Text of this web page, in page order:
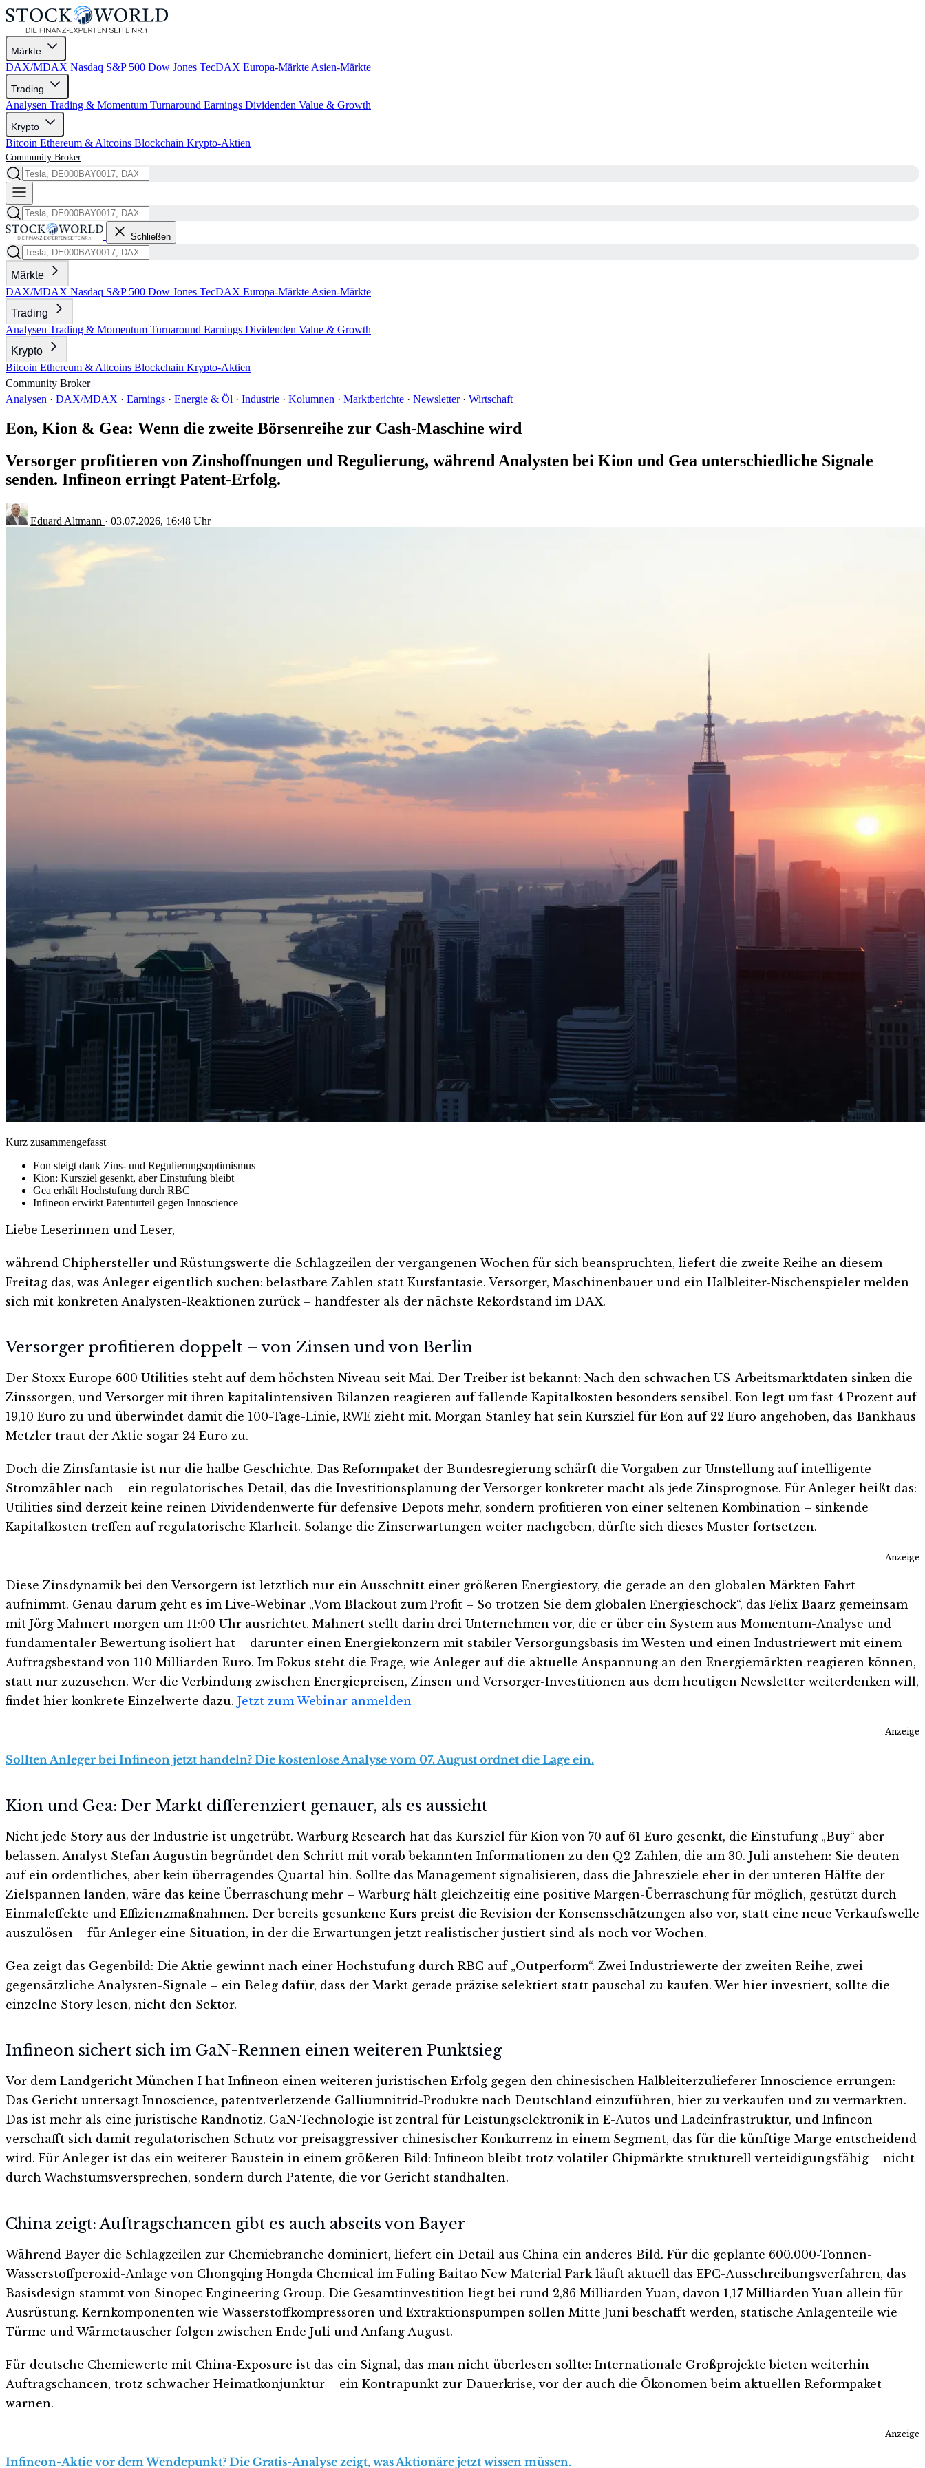
Märkte
DAX/MDAX Nasdaq S&P 500 Dow Jones TecDAX Europa-Märkte Asien-Märkte
Trading
Analysen Trading & Momentum Turnaround Earnings Dividenden Value & Growth
Krypto
Bitcoin Ethereum & Altcoins Blockchain Krypto-Aktien
Community Broker
Schließen
Märkte
DAX/MDAX Nasdaq S&P 500 Dow Jones TecDAX Europa-Märkte Asien-Märkte
Trading
Analysen Trading & Momentum Turnaround Earnings Dividenden Value & Growth
Krypto
Bitcoin Ethereum & Altcoins Blockchain Krypto-Aktien
Community Broker
Analysen · DAX/MDAX · Earnings · Energie & Öl · Industrie · Kolumnen · Marktberichte · Newsletter · Wirtschaft
Eon, Kion & Gea: Wenn die zweite Börsenreihe zur Cash-Maschine wird
Versorger profitieren von Zinshoffnungen und Regulierung, während Analysten bei Kion und Gea unterschiedliche Signale
senden. Infineon erringt Patent-Erfolg.
Eduard Altmann · 03.07.2026, 16:48 Uhr
Kurz zusammengefasst
Eon steigt dank Zins- und Regulierungsoptimismus
Kion: Kursziel gesenkt, aber Einstufung bleibt
Gea erhält Hochstufung durch RBC
Infineon erwirkt Patenturteil gegen Innoscience
Liebe Leserinnen und Leser,
während Chiphersteller und Rüstungswerte die Schlagzeilen der vergangenen Wochen für sich beanspruchten, liefert die zweite Reihe an diesem
Freitag das, was Anleger eigentlich suchen: belastbare Zahlen statt Kursfantasie. Versorger, Maschinenbauer und ein Halbleiter-Nischenspieler melden
sich mit konkreten Analysten-Reaktionen zurück – handfester als der nächste Rekordstand im DAX.
Versorger profitieren doppelt – von Zinsen und von Berlin
Der Stoxx Europe 600 Utilities steht auf dem höchsten Niveau seit Mai. Der Treiber ist bekannt: Nach den schwachen US-Arbeitsmarktdaten sinken die
Zinssorgen, und Versorger mit ihren kapitalintensiven Bilanzen reagieren auf fallende Kapitalkosten besonders sensibel. Eon legt um fast 4 Prozent auf
19,10 Euro zu und überwindet damit die 100-Tage-Linie, RWE zieht mit. Morgan Stanley hat sein Kursziel für Eon auf 22 Euro angehoben, das Bankhaus
Metzler traut der Aktie sogar 24 Euro zu.
Doch die Zinsfantasie ist nur die halbe Geschichte. Das Reformpaket der Bundesregierung schärft die Vorgaben zur Umstellung auf intelligente
Stromzähler nach – ein regulatorisches Detail, das die Investitionsplanung der Versorger konkreter macht als jede Zinsprognose. Für Anleger heißt das:
Utilities sind derzeit keine reinen Dividendenwerte für defensive Depots mehr, sondern profitieren von einer seltenen Kombination – sinkende
Kapitalkosten treffen auf regulatorische Klarheit. Solange die Zinserwartungen weiter nachgeben, dürfte sich dieses Muster fortsetzen.
Anzeige
Diese Zinsdynamik bei den Versorgern ist letztlich nur ein Ausschnitt einer größeren Energiestory, die gerade an den globalen Märkten Fahrt
aufnimmt. Genau darum geht es im Live-Webinar „Vom Blackout zum Profit – So trotzen Sie dem globalen Energieschock“, das Felix Baarz gemeinsam
mit Jörg Mahnert morgen um 11:00 Uhr ausrichtet. Mahnert stellt darin drei Unternehmen vor, die er über ein System aus Momentum-Analyse und
fundamentaler Bewertung isoliert hat – darunter einen Energiekonzern mit stabiler Versorgungsbasis im Westen und einen Industriewert mit einem
Auftragsbestand von 110 Milliarden Euro. Im Fokus steht die Frage, wie Anleger auf die aktuelle Anspannung an den Energiemärkten reagieren können,
statt nur zuzusehen. Wer die Verbindung zwischen Energiepreisen, Zinsen und Versorger-Investitionen aus dem heutigen Newsletter weiterdenken will,
findet hier konkrete Einzelwerte dazu. Jetzt zum Webinar anmelden
Anzeige
Sollten Anleger bei Infineon jetzt handeln? Die kostenlose Analyse vom 07. August ordnet die Lage ein.
Kion und Gea: Der Markt differenziert genauer, als es aussieht
Nicht jede Story aus der Industrie ist ungetrübt. Warburg Research hat das Kursziel für Kion von 70 auf 61 Euro gesenkt, die Einstufung „Buy“ aber
belassen. Analyst Stefan Augustin begründet den Schritt mit vorab bekannten Informationen zu den Q2-Zahlen, die am 30. Juli anstehen: Sie deuten
auf ein ordentliches, aber kein überragendes Quartal hin. Sollte das Management signalisieren, dass die Jahresziele eher in der unteren Hälfte der
Zielspannen landen, wäre das keine Überraschung mehr – Warburg hält gleichzeitig eine positive Margen-Überraschung für möglich, gestützt durch
Einmaleffekte und Effizienzmaßnahmen. Der bereits gesunkene Kurs preist die Revision der Konsensschätzungen also vor, statt eine neue Verkaufswelle
auszulösen – für Anleger eine Situation, in der die Erwartungen jetzt realistischer justiert sind als noch vor Wochen.
Gea zeigt das Gegenbild: Die Aktie gewinnt nach einer Hochstufung durch RBC auf „Outperform“. Zwei Industriewerte der zweiten Reihe, zwei
gegensätzliche Analysten-Signale – ein Beleg dafür, dass der Markt gerade präzise selektiert statt pauschal zu kaufen. Wer hier investiert, sollte die
einzelne Story lesen, nicht den Sektor.
Infineon sichert sich im GaN-Rennen einen weiteren Punktsieg
Vor dem Landgericht München I hat Infineon einen weiteren juristischen Erfolg gegen den chinesischen Halbleiterzulieferer Innoscience errungen:
Das Gericht untersagt Innoscience, patentverletzende Galliumnitrid-Produkte nach Deutschland einzuführen, hier zu verkaufen und zu vermarkten.
Das ist mehr als eine juristische Randnotiz. GaN-Technologie ist zentral für Leistungselektronik in E-Autos und Ladeinfrastruktur, und Infineon
verschafft sich damit regulatorischen Schutz vor preisaggressiver chinesischer Konkurrenz in einem Segment, das für die künftige Marge entscheidend
wird. Für Anleger ist das ein weiterer Baustein in einem größeren Bild: Infineon bleibt trotz volatiler Chipmärkte strukturell verteidigungsfähig – nicht
durch Wachstumsversprechen, sondern durch Patente, die vor Gericht standhalten.
China zeigt: Auftragschancen gibt es auch abseits von Bayer
Während Bayer die Schlagzeilen zur Chemiebranche dominiert, liefert ein Detail aus China ein anderes Bild. Für die geplante 600.000-Tonnen-
Wasserstoffperoxid-Anlage von Chongqing Hongda Chemical im Fuling Baitao New Material Park läuft aktuell das EPC-Ausschreibungsverfahren, das
Basisdesign stammt von Sinopec Engineering Group. Die Gesamtinvestition liegt bei rund 2,86 Milliarden Yuan, davon 1,17 Milliarden Yuan allein für
Ausrüstung. Kernkomponenten wie Wasserstoffkompressoren und Extraktionspumpen sollen Mitte Juni beschafft werden, statische Anlagenteile wie
Türme und Wärmetauscher folgen zwischen Ende Juli und Anfang August.
Für deutsche Chemiewerte mit China-Exposure ist das ein Signal, das man nicht überlesen sollte: Internationale Großprojekte bieten weiterhin
Auftragschancen, trotz schwacher Heimatkonjunktur – ein Kontrapunkt zur Dauerkrise, vor der auch die Ökonomen beim aktuellen Reformpaket
warnen.
Anzeige
Infineon-Aktie vor dem Wendepunkt? Die Gratis-Analyse zeigt, was Aktionäre jetzt wissen müssen.